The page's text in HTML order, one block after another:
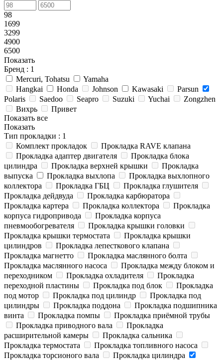
98
1699
3299
4900
6500
Показать
Бренд : 1
Mercuri, Tohatsu
Yamaha
Hangkai
Honda Johnson Kawasaki
Parsun
Polaris
Saedoo Seapro Suzuki Yuchai
Zongzhen
Вихрь
Привет
Показать все
Показать
Тип прокладки : 1
Комплект прокладок
Прокладка RAVE клапана
Прокладка адаптер двигателя
Прокладка блока
цилиндра
Прокладка верхней крышки
Прокладка
выпуска
Прокладка выхлопа
Прокладка выхлопного
коллектора
Прокладка ГБЦ
Прокладка глушителя
Прокладка дейдвуда
Прокладка карбюратора
Прокладка картера
Прокладка коллектора
Прокладка
корпуса гидропривода
Прокладка корпуса
пневмообогревателя
Прокладка крышки головки
Прокладка крышки термостата
Прокладка крышки
цилиндров
Прокладка лепесткового клапана
Прокладка магнетто
Прокладка маслянного болта
Прокладка маслянного насоса
Прокладка между блоком и
переходником
Прокладка охладителя
Прокладка
переходной пластины
Прокладка под блок
Прокладка
под мотор
Прокладка под цилиндр
Прокладка под
цилиндры
Прокладка поддона
Прокладка подшипника
винта
Прокладка помпы
Прокладка приёмной трубы
Прокладка приводного вала
Прокладка
расширительной камеры
Прокладка сальника
Прокладка термостата
Прокладка топливного насоса
Прокладка торсионого вала
Прокладка цилиндра